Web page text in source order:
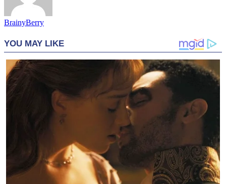
BrainyBerry